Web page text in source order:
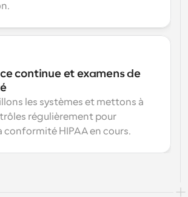
continue et examens de
les systèmes et mettons à
régulièrement pour
conformité HIPAA en cours.